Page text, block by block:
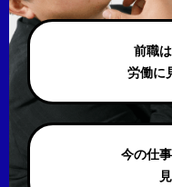
前職
労働に
今の仕